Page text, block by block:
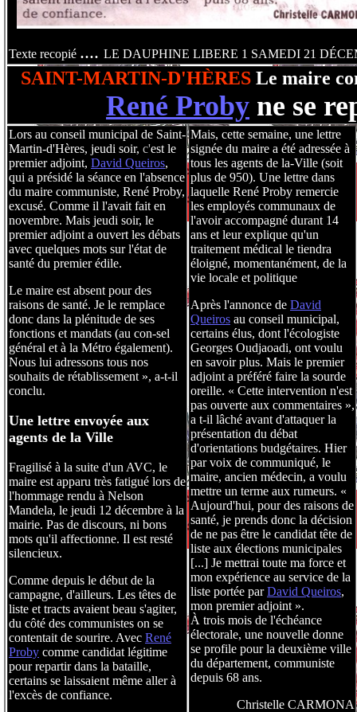
Texte recopié .... LE DAUPHINE LIBERE 1 SAMEDI 21
SAINT-MARTIN-D'HÈRES Le maire
René Proby ne se
Lors au conseil municipal de Saint-
Martin-d'Hères, jeudi soir, c'est le
premier adjoint, David Queiros,
qui a présidé la séance en l'absence
du maire communiste, René Proby,
excusé. Comme il l'avait fait en
novembre. Mais jeudi soir, le
premier adjoint a ouvert les débats
avec quelques mots sur l'état de
santé du premier édile.
Le maire est absent pour des
raisons de santé. Je le remplace
donc dans la plénitude de ses
fonctions et mandats (au con-sel
général et à la Métro également).
Nous lui adressons tous nos
souhaits de rétablissement », a-t-il
conclu.
Une lettre envoyée aux
agents de la Ville
Fragilisé à la suite d'un AVC, le
maire est apparu très fatigué lors de
l'hommage rendu à Nelson
Mandela, le jeudi 12 décembre à la
mairie. Pas de discours, ni bons
mots qu'il affectionne. Il est resté
silencieux.
Comme depuis le début de la
campagne, d'ailleurs. Les têtes de
liste et tracts avaient beau s'agiter,
du côté des communistes on se
contentait de sourire. Avec René
Proby comme candidat légitime
pour repartir dans la bataille,
certains se laissaient même aller à
l'excès de confiance.
Mais, cette semaine, une lettre
signée du maire a été adressée à
tous les agents de la-Ville (soit
plus de 950). Une lettre dans
laquelle René Proby remercie
les employés communaux de
l'avoir accompagné durant 14
ans et leur explique qu'un
traitement médical le tiendra
éloigné, momentanément, de la
vie locale et politique
Après l'annonce de David
Queiros au conseil municipal,
certains élus, dont l'écologiste
Georges Oudjaoadi, ont voulu
en savoir plus. Mais le premier
adjoint a préféré faire la sourde
oreille. « Cette intervention n'est
pas ouverte aux commentaires »,
a t-il lâché avant d'attaquer la
présentation du débat
d'orientations budgétaires. Hier
par voix de communiqué, le
maire, ancien médecin, a voulu
mettre un terme aux rumeurs. «
Aujourd'hui, pour des raisons de
santé, je prends donc la décision
de ne pas être le candidat tête de
liste aux élections municipales
[...] Je mettrai toute ma force et
mon expérience au service de la
liste portée parDavid Queiros,
mon premier adjoint ».
À trois mois de l'échéance
électorale, une nouvelle donne
se profile pour la deuxième ville
du département, communiste
depuis 68 ans.
Christelle CARMONA